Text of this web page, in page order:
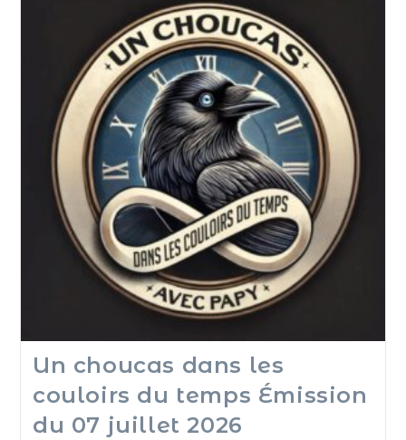
Un choucas dans les
couloirs du temps Émission
du 07 juillet 2026